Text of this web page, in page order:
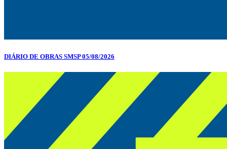
DIÁRIO DE OBRAS SMSP 05/08/2026